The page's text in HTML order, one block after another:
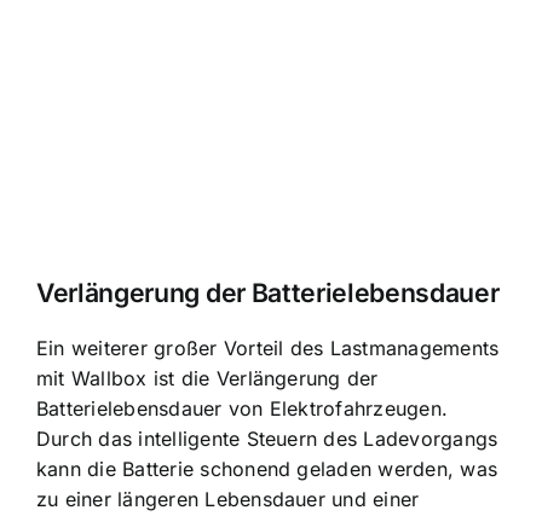
Verlängerung der Batterielebensdauer
Ein weiterer großer Vorteil des Lastmanagements
mit Wallbox ist die Verlängerung der
Batterielebensdauer von Elektrofahrzeugen.
Durch das intelligente Steuern des Ladevorgangs
kann die Batterie schonend geladen werden, was
zu einer längeren Lebensdauer und einer